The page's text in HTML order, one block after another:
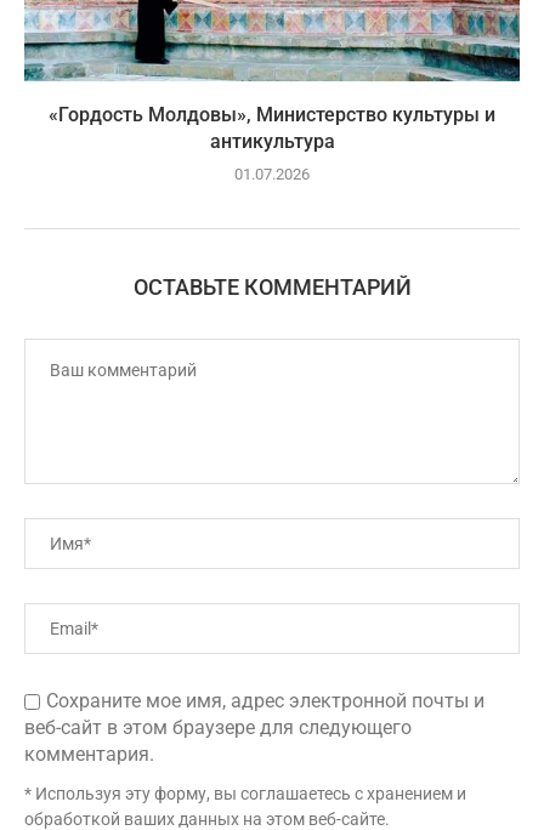
«Гордость Молдовы», Министерство культуры и
антикультура
01.07.2026
ОСТАВЬТЕ КОММЕНТАРИЙ
Сохраните мое имя, адрес электронной почты и
веб-сайт в этом браузере для следующего
комментария.
* Используя эту форму, вы соглашаетесь с хранением и
обработкой ваших данных на этом веб-сайте.